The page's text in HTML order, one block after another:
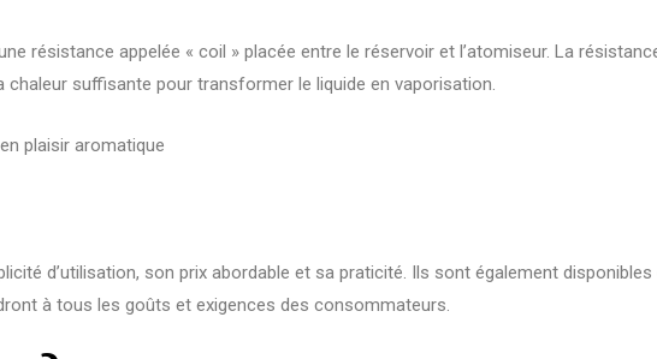
résistance appelée « coil » placée entre le réservoir et l’atomiseur. La
suffisante pour transformer le liquide en vaporisation.
plaisir aromatique
d’utilisation, son prix abordable et sa praticité. Ils sont également disponibles
à tous les goûts et exigences des consommateurs.